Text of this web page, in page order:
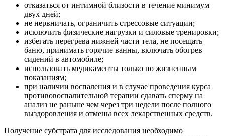
отказаться от интимной близости в течение минимум
двух дней;
не нервничать, ограничить стрессовые ситуации;
исключить физические нагрузки и силовые тренировки;
избегать перегрева нижней части тела, не посещать
баню, принимать горячие ванны, включать обогрев
сидений в автомобиле;
использовать медикаменты только по жизненным
показаниям;
при наличии воспаления и в случае проведения курса
противовоспалительной терапии сдавать сперму на
анализ не раньше чем через три недели после полного
выздоровления и отмены всех лекарственных средств.
Получение субстрата для исследования необходимо